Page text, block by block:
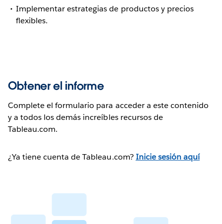
Implementar estrategias de productos y precios
flexibles.
Obtener el informe
Complete el formulario para acceder a este contenido
y a todos los demás increíbles recursos de
Tableau.com.
¿Ya tiene cuenta de Tableau.com?Inicie sesión aquí